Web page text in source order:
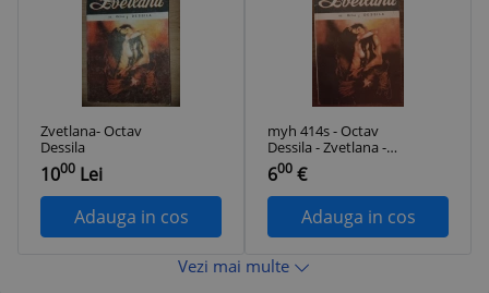
Zvetlana- Octav
Dessila
1000 Lei
Adauga in cos
myh 414s - Octav
Dessila - Zvetlana -
ed 1991
600 €
Adauga in cos
Vezi mai multe